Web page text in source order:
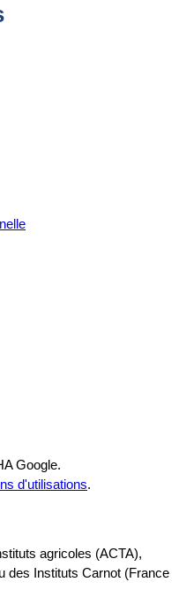
Google.
d'utilisations.
agricoles (ACTA),
des Instituts Carnot (France